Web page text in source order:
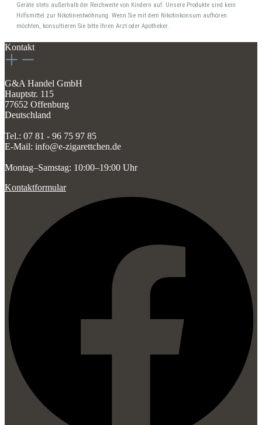
Geräte stets außerhalb der Reichweite von Kindern auf. Unsere Produkte sind kein
Hilfsmittel zur Nikotinentwöhnung. Wenn Sie mit dem Nikotinkonsum aufhören
möchten, konsultieren Sie bitte Ihren Arzt oder Apotheker.
Kontakt
G&A Handel GmbH
Hauptstr. 115
77652 Offenburg
Deutschland
Tel.: 07 81 - 96 75 97 85
E-Mail: info@e-zigarettchen.de
Montag–Samstag: 10:00–19:00 Uhr
Kontaktformular